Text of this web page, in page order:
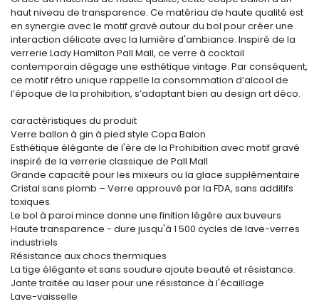
haut niveau de transparence. Ce matériau de haute qualité est
en synergie avec le motif gravé autour du bol pour créer une
interaction délicate avec la lumière d'ambiance. Inspiré de la
verrerie Lady Hamilton Pall Mall, ce verre à cocktail
contemporain dégage une esthétique vintage. Par conséquent,
ce motif rétro unique rappelle la consommation d’alcool de
l’époque de la prohibition, s’adaptant bien au design art déco.
caractéristiques du produit
Verre ballon à gin à pied style Copa Balon
Esthétique élégante de l'ère de la Prohibition avec motif gravé
inspiré de la verrerie classique de Pall Mall
Grande capacité pour les mixeurs ou la glace supplémentaire
Cristal sans plomb – Verre approuvé par la FDA, sans additifs
toxiques.
Le bol à paroi mince donne une finition légère aux buveurs
Haute transparence - dure jusqu'à 1 500 cycles de lave-verres
industriels
Résistance aux chocs thermiques
La tige élégante et sans soudure ajoute beauté et résistance.
Jante traitée au laser pour une résistance à l'écaillage
Lave-vaisselle